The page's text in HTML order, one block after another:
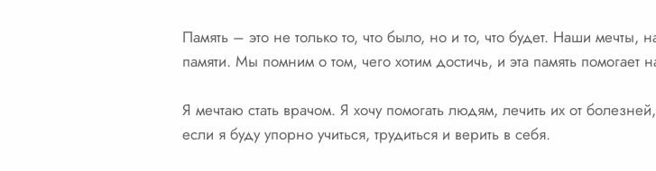
Память – это не только то, что было, но и то, что будет. Наши
памяти. Мы помним о том, чего хотим достичь, и эта память помогает
Я мечтаю стать врачом. Я хочу помогать людям, лечить их от
если я буду упорно учиться, трудиться и верить в себя.